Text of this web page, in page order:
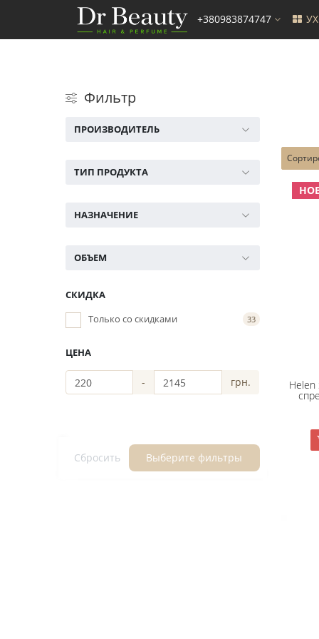
+380983874747
Фильтр
ПРОИЗВОДИТЕЛЬ
ТИП ПРОДУКТА
НАЗНАЧЕНИЕ
ОБЪЕМ
СКИДКА
Только со cкидками
33
ЦЕНА
- грн.
Сбросить Выберите фильтры
Helen